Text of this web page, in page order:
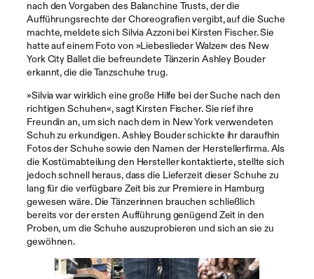
nach den Vorgaben des Balanchine Trusts, der die
Aufführungsrechte der Choreografien vergibt, auf die Suche
machte, meldete sich Silvia Azzoni bei Kirsten Fischer. Sie
hatte auf einem Foto von »Liebeslieder Walzer« des New
York City Ballet die befreundete Tänzerin Ashley Bouder
erkannt, die die Tanzschuhe trug.
»Silvia war wirklich eine große Hilfe bei der Suche nach den
richtigen Schuhen«, sagt Kirsten Fischer. Sie rief ihre
Freundin an, um sich nach dem in New York verwendeten
Schuh zu erkundigen. Ashley Bouder schickte ihr daraufhin
Fotos der Schuhe sowie den Namen der Herstellerfirma. Als
die Kostümabteilung den Hersteller kontaktierte, stellte sich
jedoch schnell heraus, dass die Lieferzeit dieser Schuhe zu
lang für die verfügbare Zeit bis zur Premiere in Hamburg
gewesen wäre. Die Tänzerinnen brauchen schließlich
bereits vor der ersten Aufführung genügend Zeit in den
Proben, um die Schuhe auszuprobieren und sich an sie zu
gewöhnen.